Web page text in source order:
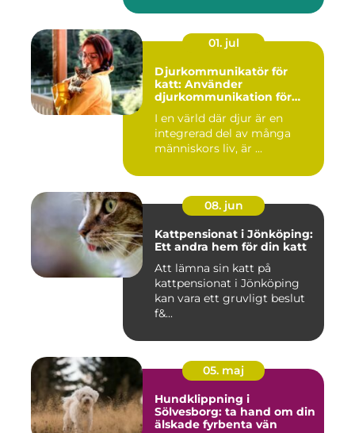
01. jul
Djurkommunikatör för
katt: Använder
djurkommunikation för
I en värld där djur är en
integrerad del av många
människors liv, är ...
08. jun
Kattpensionat i Jönköping:
Ett andra hem för din katt
Att lämna sin katt på
kattpensionat i Jönköping
kan vara ett gruvligt beslut
f&...
05. maj
Hundklippning i
Sölvesborg: ta hand om din
älskade fyrbenta vän